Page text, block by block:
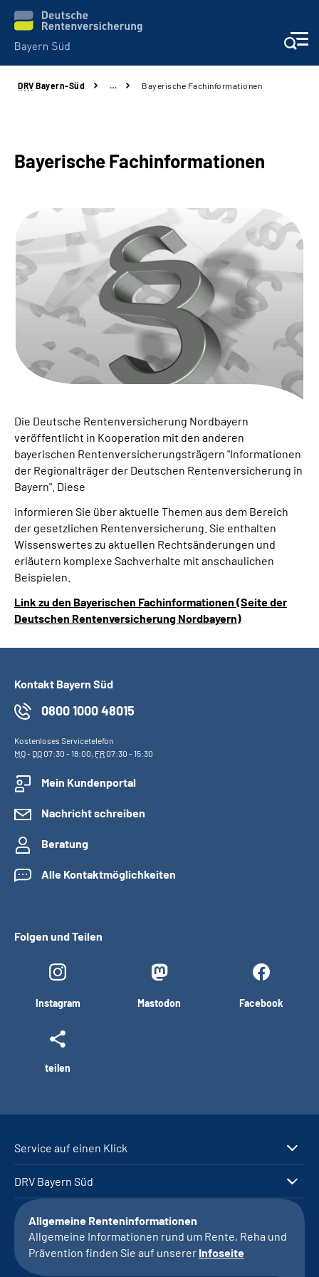
Beratung und Kontakt
Presse
Rehaverbund
Über Uns
Inhalte in Gebärdensprache (DGS)
Leichte Sprache
Suche
Mein Kundenportal
DRV Bayern-Süd … Bayerische Fachinformationen
Bayerische Fachinformationen
Die Deutsche Rentenversicherung Nordbayern
veröffentlicht in Kooperation mit den anderen
bayerischen Rentenversicherungsträgern "Informationen
der Regionalträger der Deutschen Rentenversicherung in
Bayern". Diese
informieren Sie über aktuelle Themen aus dem Bereich
der gesetzlichen Rentenversicherung. Sie enthalten
Wissenswertes zu aktuellen Rechtsänderungen und
erläutern komplexe Sachverhalte mit anschaulichen
Beispielen.
Link zu den Bayerischen Fachinformationen (Seite der
Deutschen Rentenversicherung Nordbayern)
Kontakt Bayern Süd
0800 1000 48015
Kostenloses Servicetelefon
MO- DO07:30 - 18:00, FR07:30 - 15:30
Mein Kundenportal
Nachricht schreiben
Beratung
Alle Kontaktmöglichkeiten
Folgen und Teilen
Instagram Mastodon Facebook
teilen
Service auf einen Klick
DRV Bayern Süd
Allgemeine Renteninformationen
Allgemeine Informationen rund um Rente, Reha und
Prävention finden Sie auf unserer Infoseite